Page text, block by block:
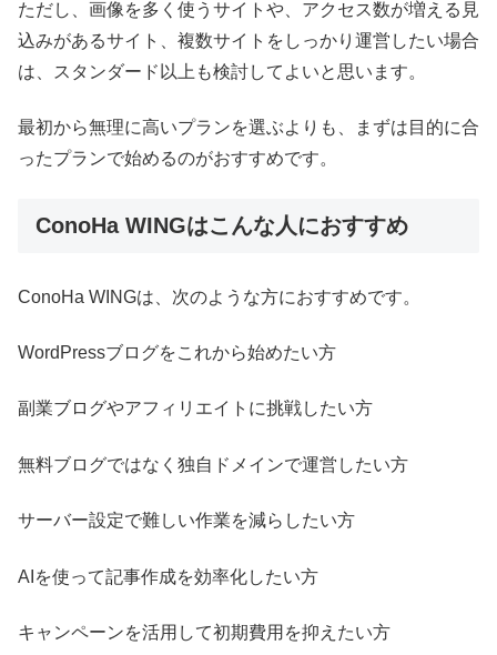
ただし、画像を多く使うサイトや、アクセス数が増える見
込みがあるサイト、複数サイトをしっかり運営したい場合
は、スタンダード以上も検討してよいと思います。
最初から無理に高いプランを選ぶよりも、まずは目的に合
ったプランで始めるのがおすすめです。
ConoHa WINGはこんな人におすすめ
ConoHa WINGは、次のような方におすすめです。
WordPressブログをこれから始めたい方
副業ブログやアフィリエイトに挑戦したい方
無料ブログではなく独自ドメインで運営したい方
サーバー設定で難しい作業を減らしたい方
AIを使って記事作成を効率化したい方
キャンペーンを活用して初期費用を抑えたい方